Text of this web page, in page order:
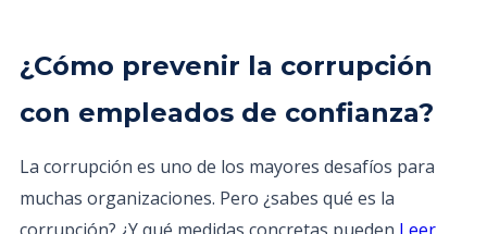
¿Cómo prevenir la corrupción
con empleados de confianza?
La corrupción es uno de los mayores desafíos para
muchas organizaciones. Pero ¿sabes qué es la